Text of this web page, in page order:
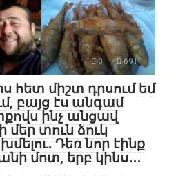
0 691
հետ միշտ դրսում եմ
բայց էս անգամ
ինչ անցավ
մեր տուն ձուկ
Դեռ նոր էինք
մոտ, երբ կինս․․․